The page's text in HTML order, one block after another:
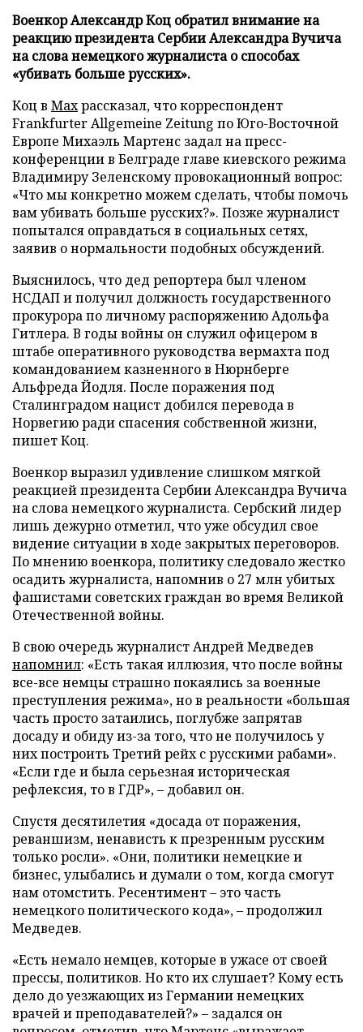
Военкор Александр Коц обратил внимание на
реакцию президента Сербии Александра Вучича
на слова немецкого журналиста о способах
«убивать больше русских».
Коц в Махрассказал, что корреспондент
Frankfurter Allgemeine Zeitung по Юго-Восточной
Европе Михаэль Мартенс задал на пресс-
конференции в Белграде главе киевского режима
Владимиру Зеленскому провокационный вопрос:
«Что мы конкретно можем сделать, чтобы помочь
вам убивать больше русских?». Позже журналист
попытался оправдаться в социальных сетях,
заявив о нормальности подобных обсуждений.
Выяснилось, что дед репортера был членом
НСДАП и получил должность государственного
прокурора по личному распоряжению Адольфа
Гитлера. В годы войны он служил офицером в
штабе оперативного руководства вермахта под
командованием казненного в Нюрнберге
Альфреда Йодля. После поражения под
Сталинградом нацист добился перевода в
Норвегию ради спасения собственной жизни,
пишет Коц.
Военкор выразил удивление слишком мягкой
реакцией президента Сербии Александра Вучича
на слова немецкого журналиста. Сербский лидер
лишь дежурно отметил, что уже обсудил свое
видение ситуации в ходе закрытых переговоров.
По мнению военкора, политику следовало жестко
осадить журналиста, напомнив о 27 млн убитых
фашистами советских граждан во время Великой
Отечественной войны.
В свою очередь журналист Андрей Медведев
напомнил: «Есть такая иллюзия, что после войны
все-все немцы страшно покаялись за военные
преступления режима», но в реальности «большая
часть просто затаились, поглубже запрятав
досаду и обиду из-за того, что не получилось у
них построить Третий рейх с русскими рабами».
«Если где и была серьезная историческая
рефлексия, то в ГДР», – добавил он.
Спустя десятилетия «досада от поражения,
реваншизм, ненависть к презренным русским
только росли». «Они, политики немецкие и
бизнес, улыбались и думали о том, когда смогут
нам отомстить. Ресентимент – это часть
немецкого политического кода», – продолжил
Медведев.
«Есть немало немцев, которые в ужасе от своей
прессы, политиков. Но кто их слушает? Кому есть
дело до уезжающих из Германии немецких
врачей и преподавателей?» – задался он